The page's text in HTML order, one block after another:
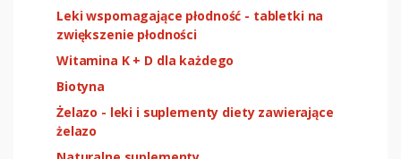
Leki wspomagające płodność - tabletki na
zwiększenie płodności
Witamina K + D dla każdego
Biotyna
Żelazo - leki i suplementy diety zawierające
żelazo